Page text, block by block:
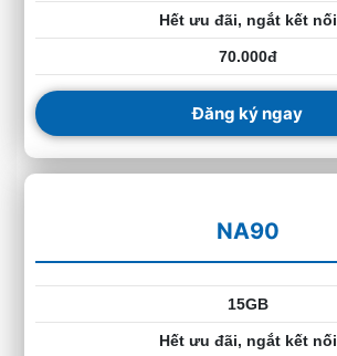
Hết ưu đãi, ngắt kết nối
70.000đ
Đăng ký ngay
NA90
15GB
Hết ưu đãi, ngắt kết nối